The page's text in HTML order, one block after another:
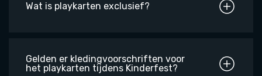
Wat is playkarten exclusief?
Gelden er kledingvoorschriften voor
het playkarten tijdens Kinderfest?